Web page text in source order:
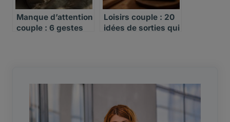
Manque d’attention
couple : 6 gestes
Loisirs couple : 20
idées de sorties qui